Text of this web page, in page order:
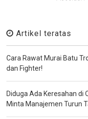
Artikel teratas
Cara Rawat Murai Batu
dan Fighter!
Diduga Ada Keresahan di
Minta Manajemen Turun